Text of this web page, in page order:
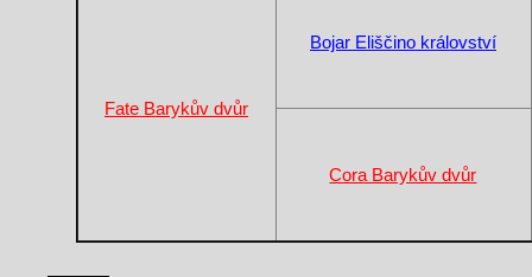
Fate Barykův dvůr
Bojar Eliščino království
Cora Barykův dvůr